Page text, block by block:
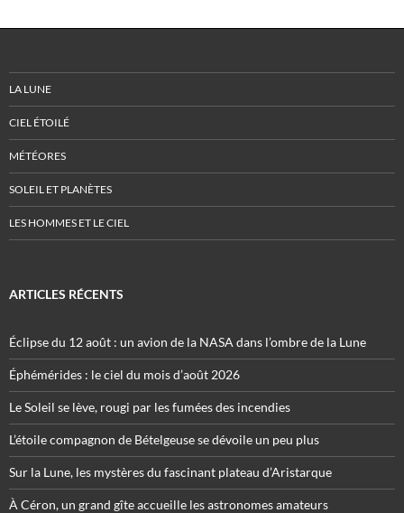
LA LUNE
CIEL ÉTOILÉ
MÉTÉORES
SOLEIL ET PLANÈTES
LES HOMMES ET LE CIEL
ARTICLES RÉCENTS
Éclipse du 12 août : un avion de la NASA dans l’ombre de la Lune
Éphémérides : le ciel du mois d’août 2026
Le Soleil se lève, rougi par les fumées des incendies
L’étoile compagnon de Bételgeuse se dévoile un peu plus
Sur la Lune, les mystères du fascinant plateau d’Aristarque
À Céron, un grand gîte accueille les astronomes amateurs